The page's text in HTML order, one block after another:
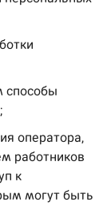
способы
оператора,
работников
к
могут быть